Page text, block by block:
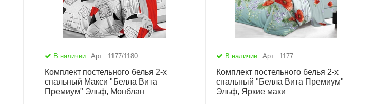
В наличии Арт.: 1177/1180
Комплект постельного белья 2-х
спальный Макси "Белла Вита
Премиум" Эльф, Монблан
В наличии Арт.: 1177
Комплект постельного белья 2-х
спальный "Белла Вита Премиум"
Эльф, Яркие маки